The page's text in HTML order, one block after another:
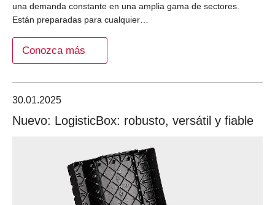
una demanda constante en una amplia gama de sectores.
Están preparadas para cualquier…
Conozca más
30.01.2025
Nuevo: LogisticBox: robusto, versátil y fiable